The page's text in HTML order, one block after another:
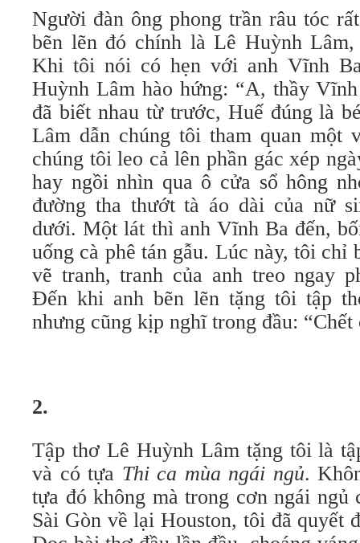
Người đàn ông phong trần râu tóc
bẽn lẽn đó chính là Lê Huỳnh
Khi tôi nói có hẹn với anh Vĩnh
Huỳnh Lâm hào hứng: “A, thầy
đã biết nhau từ trước, Huế đúng là
Lâm dẫn chúng tôi tham quan một
chúng tôi leo cả lên phần gác xép
hay ngồi nhìn qua ô cửa sổ hông
đường tha thướt tà áo dài của nữ
dưới. Một lát thì anh Vĩnh Ba đến,
uống cà phê tán gẫu. Lúc này, tôi chỉ
vẽ tranh, tranh của anh treo ngay
Đến khi anh bẽn lẽn tặng tôi tập
nhưng cũng kịp nghĩ trong đầu:
2.
Tập thơ Lê Huỳnh Lâm tặng tôi là
và có tựa Thi ca mùa ngái ngủ.
tựa đó không mà trong cơn ngái ngủ
Sài Gòn về lại Houston, tôi đã quyết